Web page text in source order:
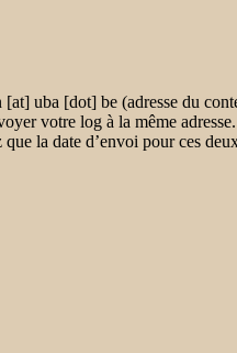
[at] uba [dot] be (adresse du
votre log à la même adresse.
la date d’envoi pour ces